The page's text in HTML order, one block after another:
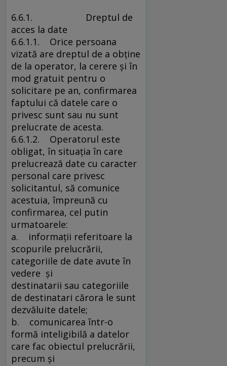
6.6.1. Dreptul de
acces la date
6.6.1.1. Orice persoana
vizată are dreptul de a obţine
de la operator, la cerere şi în
mod gratuit pentru o
solicitare pe an, confirmarea
faptului că datele care o
privesc sunt sau nu sunt
prelucrate de acesta.
6.6.1.2. Operatorul este
obligat, în situaţia în care
prelucrează date cu caracter
personal care privesc
solicitantul, să comunice
acestuia, împreună cu
confirmarea, cel putin
urmatoarele:
a. informaţii referitoare la
scopurile prelucrării,
categoriile de date avute în
vedere şi
destinatarii sau categoriile
de destinatari cărora le sunt
dezvăluite datele;
b. comunicarea într-o
formă inteligibilă a datelor
care fac obiectul prelucrării,
precum şi